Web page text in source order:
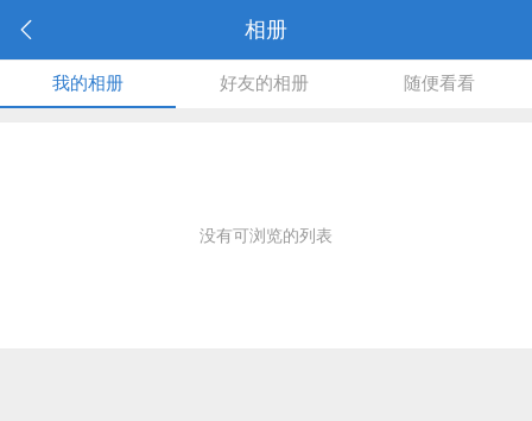
相册
我的相册 好友的相册 随便看看
没有可浏览的列表